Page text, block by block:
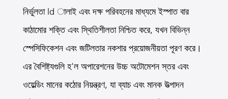
নির্ভুলতা ld ালাই এবং দক্ষ পরিবহনের মাধ্যমে ইস্পাত বার
কাঠামোর শক্তি এবং স্থিতিশীলতা নিশ্চিত করে, যখন বিভিন্ন
স্পেসিফিকেশন এবং জটিলতার নকশার প্রয়োজনীয়তা পূরণ করে।
এর বৈশিষ্ট্যগুলি হ'ল অপারেশনের উচ্চ অটোমেশন স্তর এবং
ওয়েল্ডিং মানের কঠোর নিয়ন্ত্রণ, যা ব্যাচ এবং মানক উত্পাদন